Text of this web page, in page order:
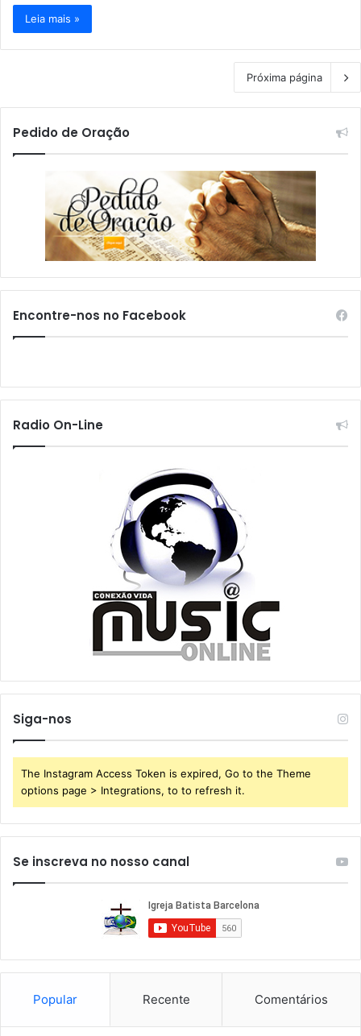
Leia mais »
Próxima página
Pedido de Oração
Encontre-nos no Facebook
Radio On-Line
Siga-nos
The Instagram Access Token is expired, Go to the Theme
options page > Integrations, to to refresh it.
Se inscreva no nosso canal
Popular Recente Comentários